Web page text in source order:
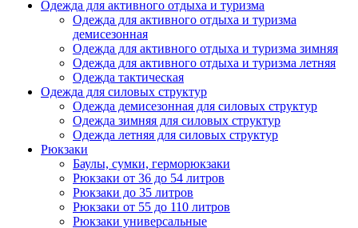
Одежда для активного отдыха и туризма
Одежда для активного отдыха и туризма
демисезонная
Одежда для активного отдыха и туризма зимняя
Одежда для активного отдыха и туризма летняя
Одежда тактическая
Одежда для силовых структур
Одежда демисезонная для силовых структур
Одежда зимняя для силовых структур
Одежда летняя для силовых структур
Рюкзаки
Баулы, сумки, герморюкзаки
Рюкзаки от 36 до 54 литров
Рюкзаки до 35 литров
Рюкзаки от 55 до 110 литров
Рюкзаки универсальные